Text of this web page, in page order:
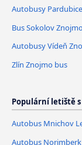
Autobusy
Bus Sokolov Znojmo
Autobusy Vídeň
Zlín Znojmo bus
Populární letiště
Autobus Mnichov
Autobus Norimberk